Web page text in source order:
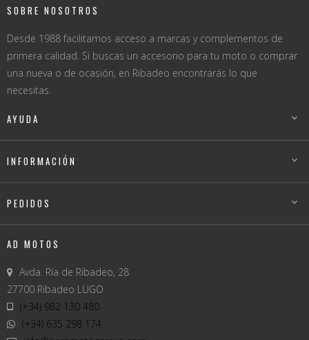
SOBRE NOSOTROS
Desde 1988 facilitamos acceso a marcas y complementos de
primera calidad. Si buscas un accesorio para tu moto o comprar
una nueva o de ocasión, en Ribadeo encontrarás lo que
necesitas.
AYUDA 
INFORMACIÓN 
PEDIDOS 
AD MOTOS
Avda. Ría de Ribadeo, 28
27700 Ribadeo LUGO
(+34) 982 130 480
(+34) 635 298 174